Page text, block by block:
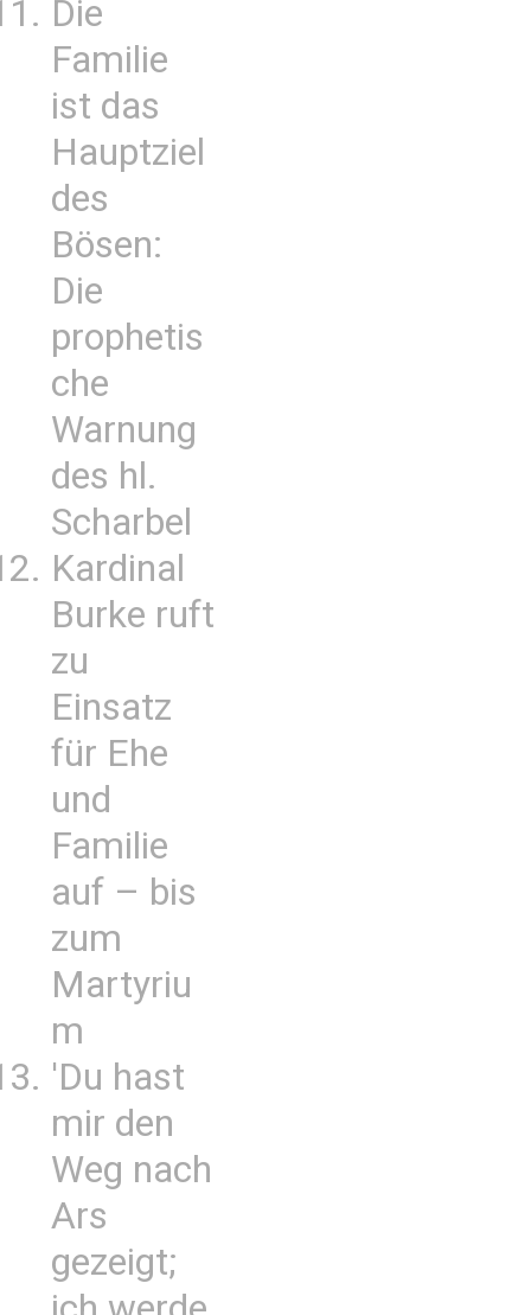
Die
Familie
ist das
Hauptziel
des
Bösen:
Die
prophetis
che
Warnung
des hl.
Scharbel
Kardinal
Burke ruft
zu
Einsatz
für Ehe
und
Familie
auf – bis
zum
Martyriu
m
'Du hast
mir den
Weg nach
Ars
gezeigt;